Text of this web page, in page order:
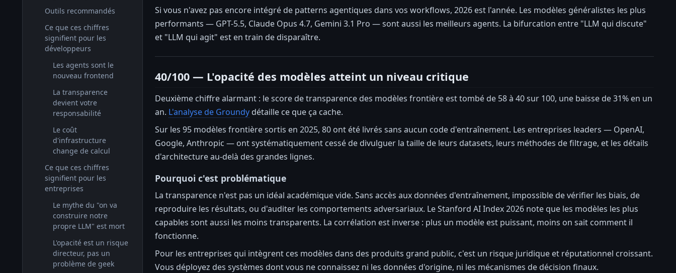
Outils recommandés
Ce que ces chiffres
signifient pour les
développeurs
Les agents sont le
nouveau frontend
La transparence
devient votre
responsabilité
Le coût
d'infrastructure
change de calcul
Ce que ces chiffres
signifient pour les
entreprises
Le mythe du "on va
construire notre
propre LLM" est mort
L'opacité est un risque
directeur, pas un
problème de geek
Si vous n'avez pas encore intégré de patterns agentiques dans vos workflows, 2026 est l'année. Les modèles généralistes les plus
performants — GPT-5.5, Claude Opus 4.7, Gemini 3.1 Pro — sont aussi les meilleurs agents. La bifurcation entre "LLM qui discute"
et "LLM qui agit" est en train de disparaître.
40/100 — L'opacité des modèles atteint un niveau critique
Deuxième chiffre alarmant : le score de transparence des modèles frontière est tombé de 58 à 40 sur 100, une baisse de 31% en un
an. L'analyse de Groundy détaille ce que ça cache.
Sur les 95 modèles frontière sortis en 2025, 80 ont été livrés sans aucun code d'entraînement. Les entreprises leaders — OpenAI,
Google, Anthropic — ont systématiquement cessé de divulguer la taille de leurs datasets, leurs méthodes de filtrage, et les détails
d'architecture au-delà des grandes lignes.
Pourquoi c'est problématique
La transparence n'est pas un idéal académique vide. Sans accès aux données d'entraînement, impossible de vérifier les biais, de
reproduire les résultats, ou d'auditer les comportements adversariaux. Le Stanford AI Index 2026 note que les modèles les plus
capables sont aussi les moins transparents. La corrélation est inverse : plus un modèle est puissant, moins on sait comment il
fonctionne.
Pour les entreprises qui intègrent ces modèles dans des produits grand public, c'est un risque juridique et réputationnel croissant.
Vous déployez des systèmes dont vous ne connaissez ni les données d'origine, ni les mécanismes de décision finaux.